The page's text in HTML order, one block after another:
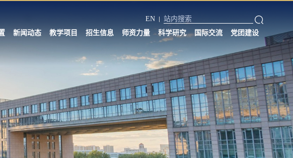
EN
新闻动态 教学项目 招生信息 师资力量 科学研究 国际交流 党团建设